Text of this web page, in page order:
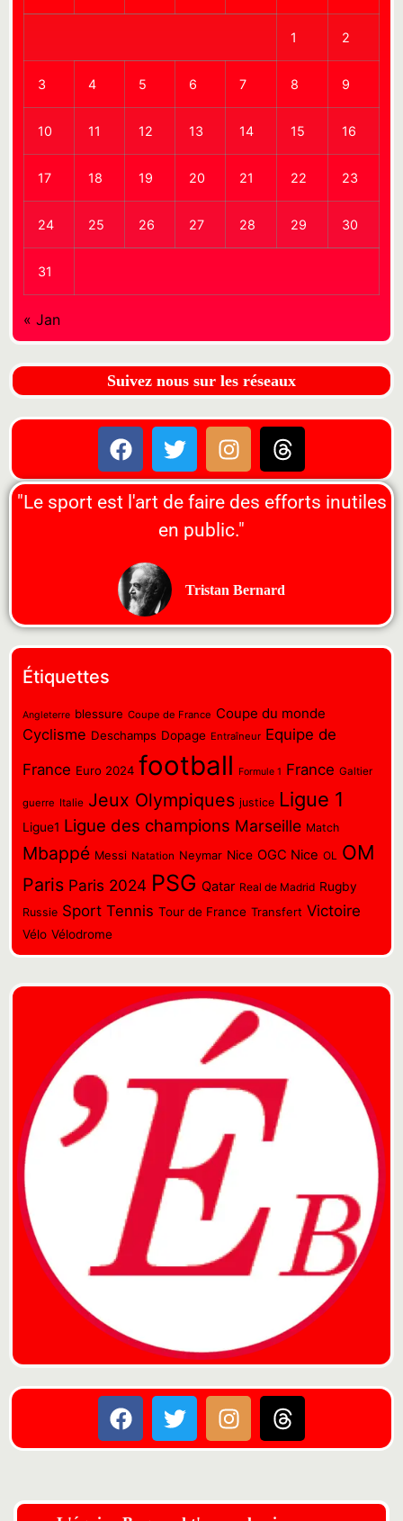
1 2
3 4 5 6 7 8 9
10 11 12 13 14 15 16
17 18 19 20 21 22 23
24 25 26 27 28 29 30
31
« Jan
Suivez nous sur les réseaux
"Le sport est l'art de faire des efforts inutiles
en public."
Tristan Bernard
Étiquettes
Angleterre blessure Coupe de France Coupe du monde
Cyclisme Deschamps Dopage Entraîneur Equipe de
France Euro 2024 football Formule 1 France Galtier
guerre Italie Jeux Olympiques justice Ligue 1
Ligue1 Ligue des champions Marseille Match
Mbappé Messi Natation Neymar Nice OGC Nice OL OM
Paris Paris 2024 PSG Qatar Real de Madrid Rugby
Russie Sport Tennis Tour de France Transfert Victoire
Vélo Vélodrome